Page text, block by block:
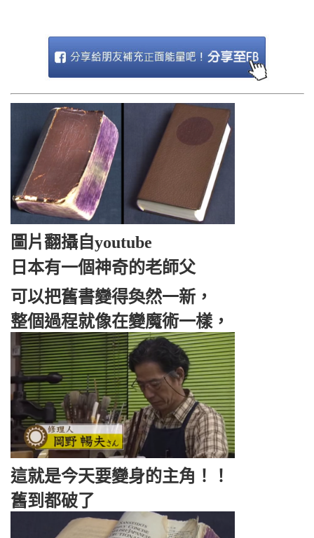
圖片翻攝自youtube
日本有一個神奇的老師父
可以把舊書變得奐然一新，
整個過程就像在變魔術一樣，
這就是今天要變身的主角！！
舊到都破了